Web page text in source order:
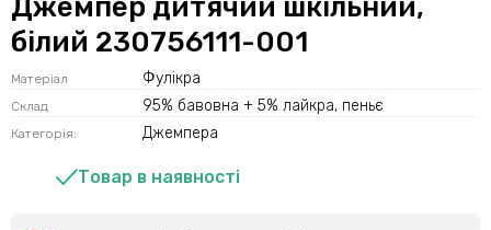
Джемпер дитячий шкільний,
білий 230756111-001
Матеріал Фулікра
Склад 95% бавовна + 5% лайкра, пеньє
Категорія: Джемпера
Товар в наявності